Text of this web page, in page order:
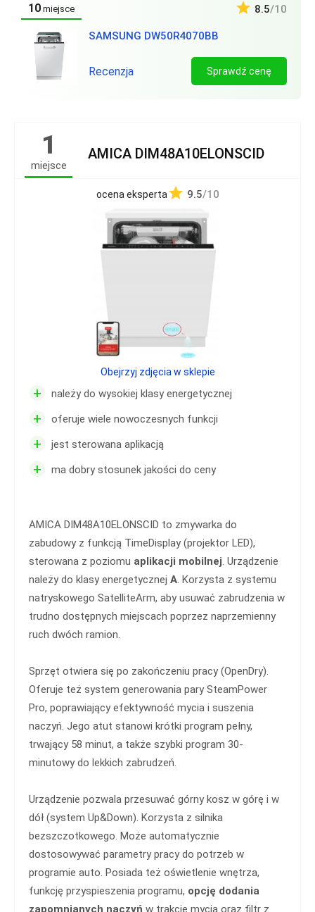
10 miejsce
SAMSUNG DW50R4070BB
8.5/10
Recenzja Sprawdź cenę
1
miejsce
AMICA DIM48A10ELONSCID
ocena eksperta 9.5/10
+ należy do wysokiej klasy energetycznej
+ oferuje wiele nowoczesnych funkcji
+ jest sterowana aplikacją
+ ma dobry stosunek jakości do ceny
AMICA DIM48A10ELONSCID to zmywarka do
zabudowy z funkcją TimeDisplay (projektor LED),
sterowana z poziomu aplikacji mobilnej. Urządzenie
należy do klasy energetycznej A. Korzysta z systemu
natryskowego SatelliteArm, aby usuwać zabrudzenia w
trudno dostępnych miejscach poprzez naprzemienny
ruch dwóch ramion.
Sprzęt otwiera się po zakończeniu pracy (OpenDry).
Oferuje też system generowania pary SteamPower
Pro, poprawiający efektywność mycia i suszenia
naczyń. Jego atut stanowi krótki program pełny,
trwający 58 minut, a także szybki program 30-
minutowy do lekkich zabrudzeń.
Urządzenie pozwala przesuwać górny kosz w górę i w
dół (system Up&Down). Korzysta z silnika
bezszczotkowego. Może automatycznie
dostosowywać parametry pracy do potrzeb w
programie auto. Posiada też oświetlenie wnętrza,
funkcję przyspieszenia programu, opcję dodania
zapomnianych naczyń w trakcie mycia oraz filtr z
Obejrzyj zdjęcia w sklepie